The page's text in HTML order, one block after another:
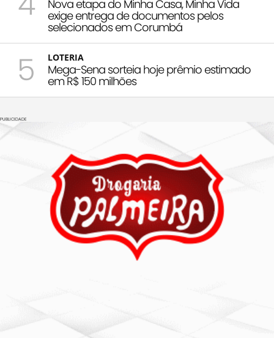
Nova etapa do Minha Casa, Minha Vida
exige entrega de documentos pelos
selecionados em Corumbá
5 LOTERIA
Mega-Sena sorteia hoje prêmio estimado
em R$ 150 milhões
PUBLICIDADE